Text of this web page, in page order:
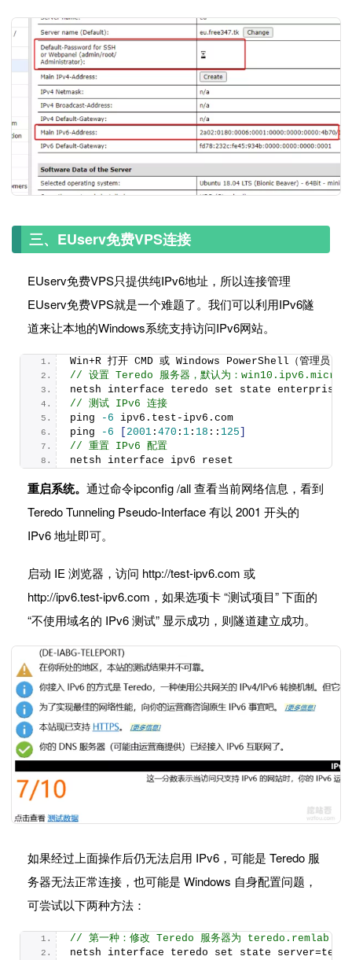
三、EUserv免费VPS连接
EUserv免费VPS只提供纯IPv6地址，所以连接管理
EUserv免费VPS就是一个难题了。我们可以利用IPv6隧
道来让本地的Windows系统支持访问IPv6网站。
Win+R 打开 CMD 或 Windows PowerShell（管理员）
// 设置 Teredo 服务器，默认为：
netsh interface teredo set state
// 测试 IPv6 连接
ping
-6 ipv6. test -ipv6.com
ping
-6 2001 :470 : 1 : 18 :: 125
// 重置 IPv6 配置
netsh interface ipv6 reset
重启系统。 通过命令ipconfig /all 查看当前网络信息，看到
Teredo Tunneling Pseudo-Interface 有以 2001 开头的
IPv6 地址即可。
启动 IE 浏览器，访问 http://test-ipv6.com 或
http://ipv6.test-ipv6.com，如果选项卡 “测试项目” 下面的
“不使用域名的 IPv6 测试” 显示成功，则隧道建立成功。
如果经过上面操作后仍无法启用 IPv6，可能是 Teredo 服
务器无法正常连接，也可能是 Windows 自身配置问题，
可尝试以下两种方法：
// 第一种：修改 Teredo 服务器为
netsh interface teredo set state